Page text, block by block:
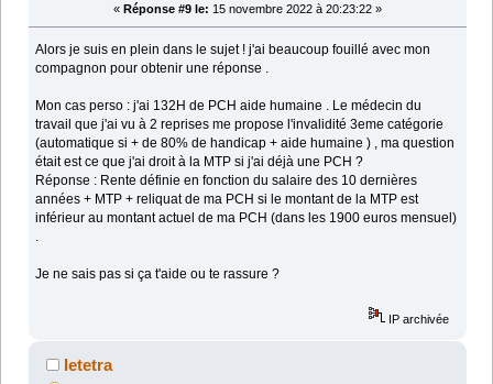
« Réponse #9 le: 15 novembre 2022 à 20:23:22 »
Alors je suis en plein dans le sujet ! j'ai beaucoup fouillé avec mon
compagnon pour obtenir une réponse .
Mon cas perso : j'ai 132H de PCH aide humaine . Le médecin du
travail que j'ai vu à 2 reprises me propose l'invalidité 3eme catégorie
(automatique si + de 80% de handicap + aide humaine ) , ma question
était est ce que j'ai droit à la MTP si j'ai déjà une PCH ?
Réponse : Rente définie en fonction du salaire des 10 dernières
années + MTP + reliquat de ma PCH si le montant de la MTP est
inférieur au montant actuel de ma PCH (dans les 1900 euros mensuel)
.
Je ne sais pas si ça t'aide ou te rassure ?
IP archivée
letetra